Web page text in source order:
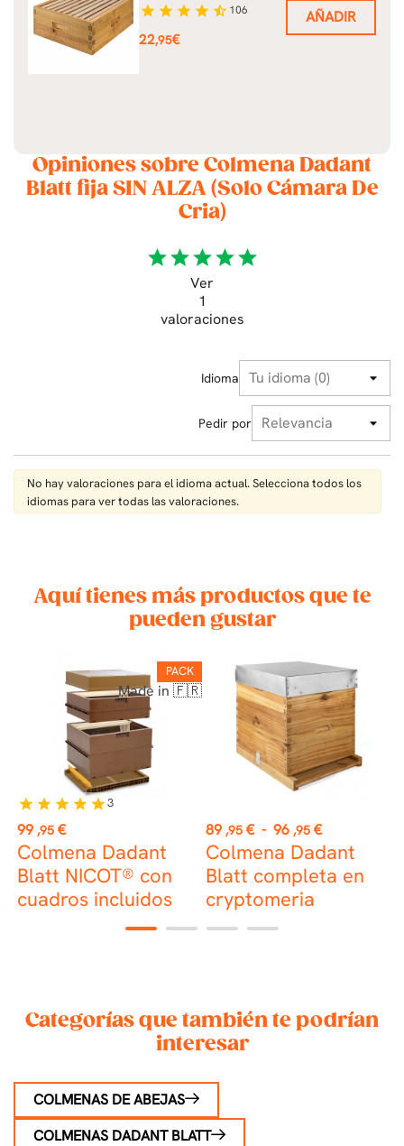
star star star star star_half 106
Precio
22,95€
AÑADIR
Opiniones sobre Colmena Dadant
Blatt fija SIN ALZA (Solo Cámara De
Cria)
starstarstarstarstar
Ver
1
valoraciones
Idioma
Pedir por
No hay valoraciones para el idioma actual. Selecciona todos los
idiomas para ver todas las valoraciones.
Aquí tienes más productos que te
pueden gustar
PACK
Made in 🇫🇷
Precio
99 ,95 €
Colmena Dadant
Blatt NICOT® con
cuadros incluidos
star star star star star3
Precio
89 ,95 € - 96 ,95 €
Colmena Dadant
Blatt completa en
cryptomeria
1 2 3 4
Categorías que también te podrían
interesar
COLMENAS DE ABEJAS
COLMENAS DADANT BLATT